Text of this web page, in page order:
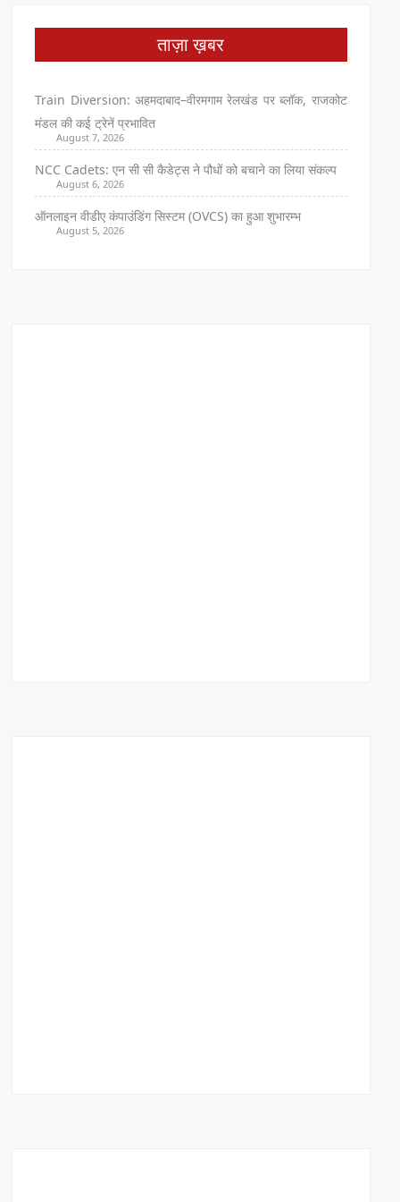
ताज़ा ख़बर
Train Diversion: अहमदाबाद–वीरमगाम रेलखंड पर ब्लॉक, राजकोट
मंडल की कई ट्रेनें प्रभावित
August 7, 2026
NCC Cadets: एन सी सी कैडेट्स ने पौधों को बचाने का लिया संकल्प
August 6, 2026
ऑनलाइन वीडीए कंपाउंडिंग सिस्टम (OVCS) का हुआ शुभारम्भ
August 5, 2026